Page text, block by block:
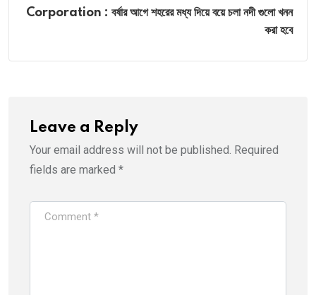
Corporation : বর্ষার আগে শহরের মধ্য দিয়ে বয়ে চলা নদী গুলো খনন
করা হবে
Leave a Reply
Your email address will not be published. Required
fields are marked *